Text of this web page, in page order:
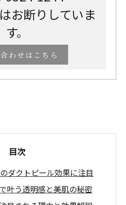
お断りしていま
す。
わせはこちら
目次
ダクトピール効果に注目
叶う透明感と美肌の秘密